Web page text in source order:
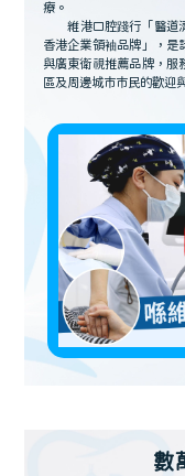
療。
維港口腔踐行「醫道
香港企業領袖品牌」，是
與廣東衛視推薦品牌，服
區及周邊城市市民的歡迎
數